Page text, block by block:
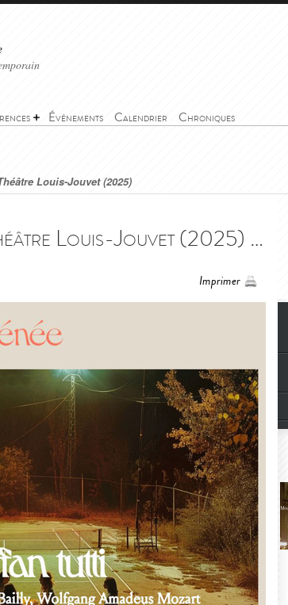
Événements Calendrier Chroniques
Louis-Jouvet (2025)
Così fan tutte - Athénée Théâtre Louis-Jouvet (2025) - Così fan tutte - Athénée Théâtre Louis-Jouvet (2025)
Imprimer